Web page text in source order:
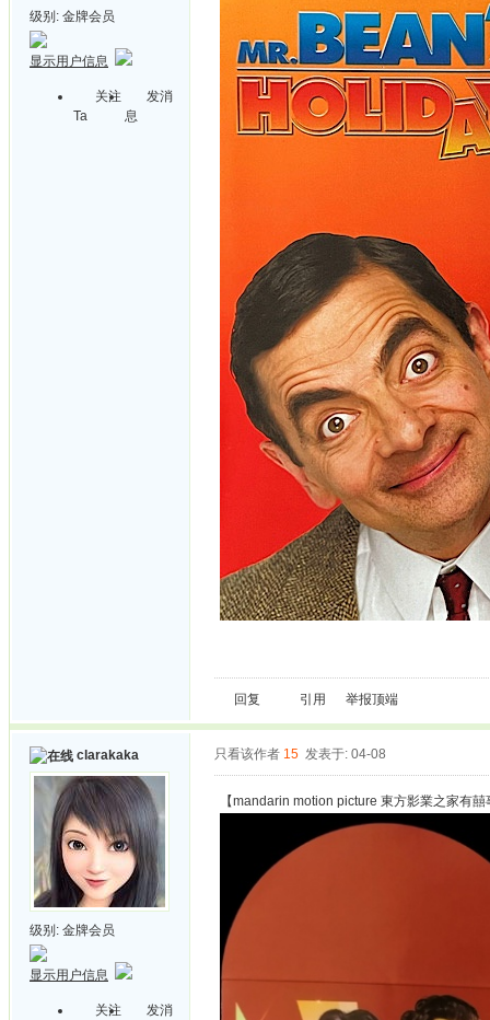
级别: 金牌会员
显示用户信息
关注
Ta
发消
息
回复 引用 举报顶端
clarakaka
级别: 金牌会员
显示用户信息
关注
发消
只看该作者 15 发表于: 04-08
【mandarin motion picture 東方影業之家有